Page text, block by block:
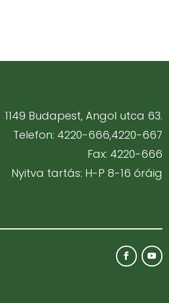
1149 Budapest, Angol utca 63.
Telefon: 4220-666,4220-667
Fax: 4220-666
Nyitva tartás: H-P 8-16 óráig